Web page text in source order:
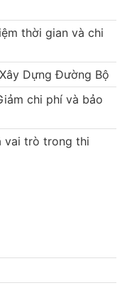
thời gian và chi
Dựng Đường Bộ
chi phí và bảo
vai trò trong thi